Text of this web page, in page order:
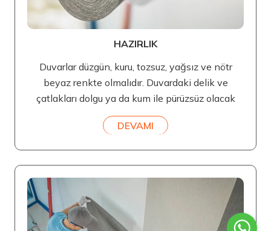
HAZIRLIK
Duvarlar düzgün, kuru, tozsuz, yağsız ve nötr
beyaz renkte olmalıdır. Duvardaki delik ve
çatlakları dolgu ya da kum ile pürüzsüz olacak
DEVAMI